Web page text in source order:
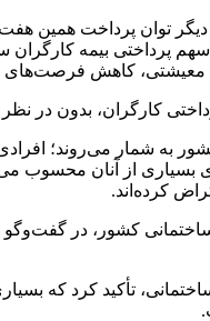
توان پرداخت همین
سهم پرداختی بیمه
معیشتی، کاهش فرصت‌های
کارگران، بدون در
به شمار می‌روند؛
بسیاری از آنان محسوب
کرده‌اند.
کشور، در گفت‌وگو
ساختمانی، تأکید کرد